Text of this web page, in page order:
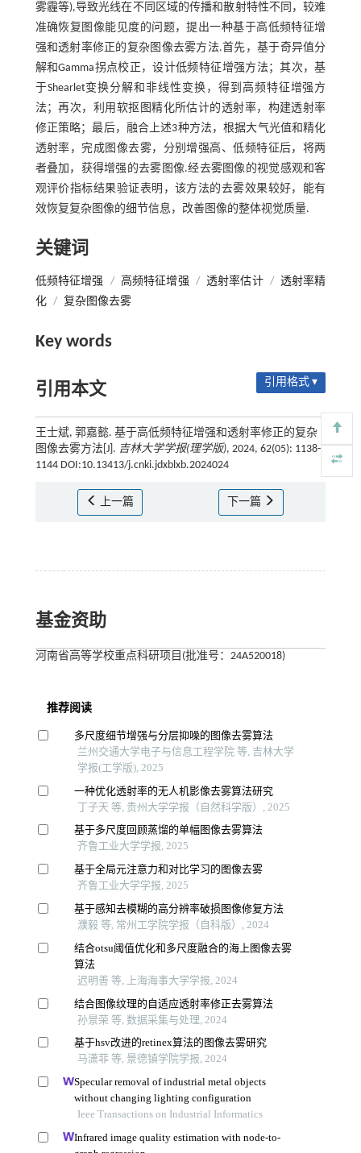
雾霾等),导致光线在不同区域的传播和散射特性不同，较难
准确恢复图像能见度的问题，提出一种基于高低频特征增
强和透射率修正的复杂图像去雾方法.首先，基于奇异值分
解和Gamma拐点校正，设计低频特征增强方法；其次，基
于Shearlet变换分解和非线性变换，得到高频特征增强方
法；再次，利用软抠图精化所估计的透射率，构建透射率
修正策略；最后，融合上述3种方法，根据大气光值和精化
透射率，完成图像去雾，分别增强高、低频特征后，将两
者叠加，获得增强的去雾图像.经去雾图像的视觉感观和客
观评价指标结果验证表明，该方法的去雾效果较好，能有
效恢复复杂图像的细节信息，改善图像的整体视觉质量.
关键词
低频特征增强 / 高频特征增强 / 透射率估计 / 透射率精
化 / 复杂图像去雾
Key words
引用本文 引用格式 ▾
王士斌, 郭嘉懿. 基于高低频特征增强和透射率修正的复杂
图像去雾方法[J]. 吉林大学学报(理学版), 2024, 62(05): 1138-
1144 DOI:10.13413/j.cnki.jdxblxb.2024024
上一篇 下一篇
基金资助
河南省高等学校重点科研项目(批准号：24A520018)